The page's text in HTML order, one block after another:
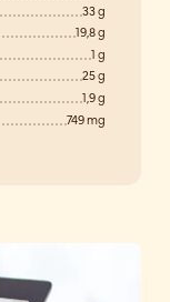
33 g
19,8 g
1 g
25 g
1,9 g
749 mg